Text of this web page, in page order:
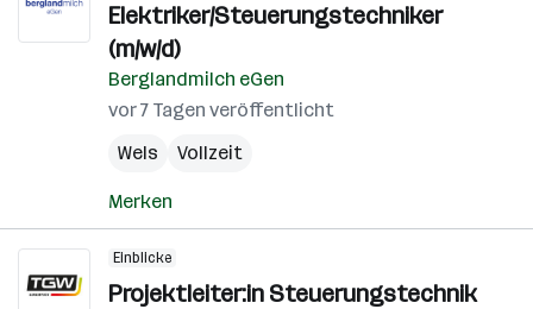
Elektriker/Steuerungstechniker
(m/w/d)
Berglandmilch eGen
vor 7 Tagen veröffentlicht
Wels
Vollzeit
Merken
Einblicke
Projektleiter:in Steuerungstechnik